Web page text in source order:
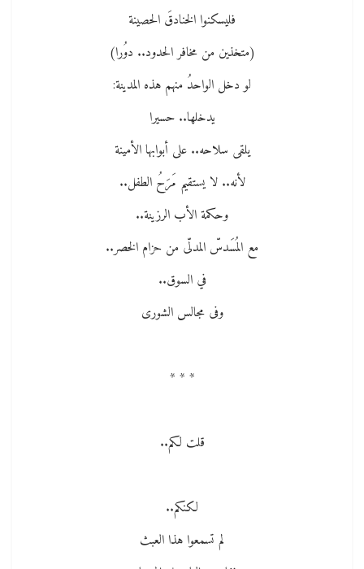
فليسكنوا الخنادقَ الحصينة
(متخذين من مخافر الحدود.. دوُرا)
لو دخل الواحدُ منهم هذه المدينة:
يدخلها.. حسيرا
يلقى سلاحه.. على أبوابها الأمينة
لأنه.. لا يستقيم مَرَحُ الطفل..
وحكمة الأب الرزينة..
مع المُسَدسّ المدلّى من حزام الخصر..
في السوق..
وفى مجالس الشورى
* * *
قلت لكم..
لكنكم..
لم تسمعوا هذا العبث